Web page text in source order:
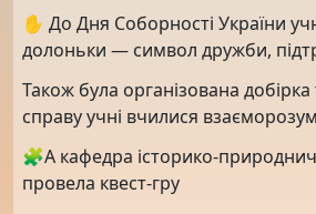
✋ До Дня Соборності України
долоньки — символ дружби,
Також була організована
справу учні вчилися
🧩А кафедра історико-
провела квест-гру